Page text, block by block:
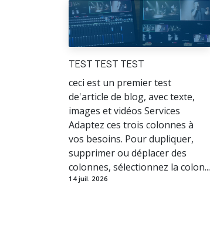
TEST TEST TEST
ceci est un premier test
de'article de blog, avec texte,
images et vidéos Services
Adaptez ces trois colonnes à
vos besoins. Pour dupliquer,
supprimer ou déplacer des
colonnes, sélectionnez la colon...
14 juil. 2026